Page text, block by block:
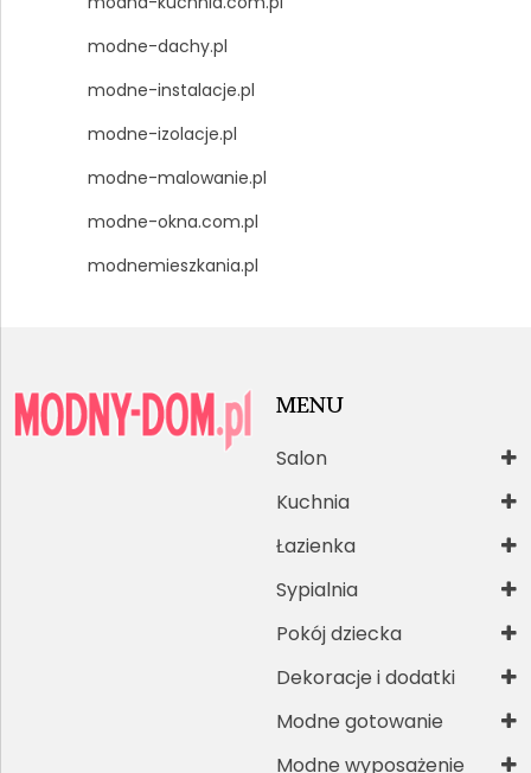
modne-dachy.pl
modne-instalacje.pl
modne-izolacje.pl
modne-malowanie.pl
modne-okna.com.pl
modnemieszkania.pl
MENU
Salon
Kuchnia
Łazienka
Sypialnia
Pokój dziecka
Dekoracje i dodatki
Modne gotowanie
Modne wyposażenie